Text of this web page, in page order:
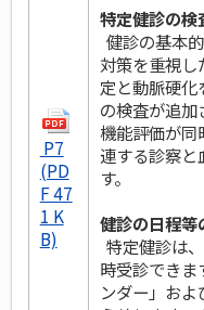
P7
(PD
F 47
1 K
B)
特定健診の検
健診の基本
対策を重視し
定と動脈硬
の検査が追
機能評価が同
連する診察
す。
健診の日程等
特定健診は
時受診できま
ンダー」お